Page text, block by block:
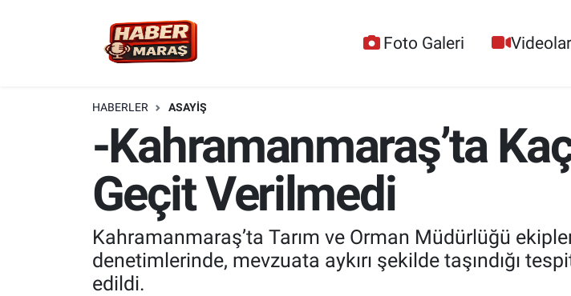
Foto Galeri Videolar
HABERLER ASAYİŞ
-Kahramanmaraş’ta
Geçit Verilmedi
Kahramanmaraş’ta Tarım ve Orman Müdürlüğü
denetimlerinde, mevzuata aykırı şekilde taşındığı
edildi.
YEREL YÖNETİM
GÜNCEL
BİLİM VE TEKNOLOJİ
KADIN AİLE
Nöbetçi Eczaneler
Hava Durumu
Trafik Durumu
Süper Lig Puan Durumu ve Fikstür
Son Dakika Haberleri